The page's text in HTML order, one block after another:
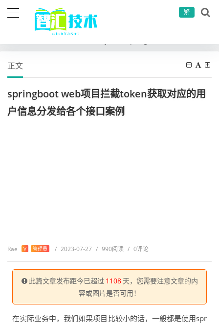
繁
正文
springboot web项目拦截token获取对应的用
户信息分发给各个接口案例
Rae V 管理员 / 2023-07-27 / 990阅读 / 0评论
此篇文章发布距今已超过 1108 天，您需要注意文章的内
容或图片是否可用！
在实际业务中，我们如果项目比较小的话，一般都是使用spr